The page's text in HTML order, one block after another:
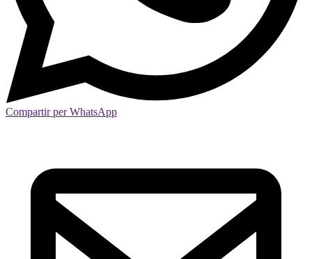
Compartir per WhatsApp